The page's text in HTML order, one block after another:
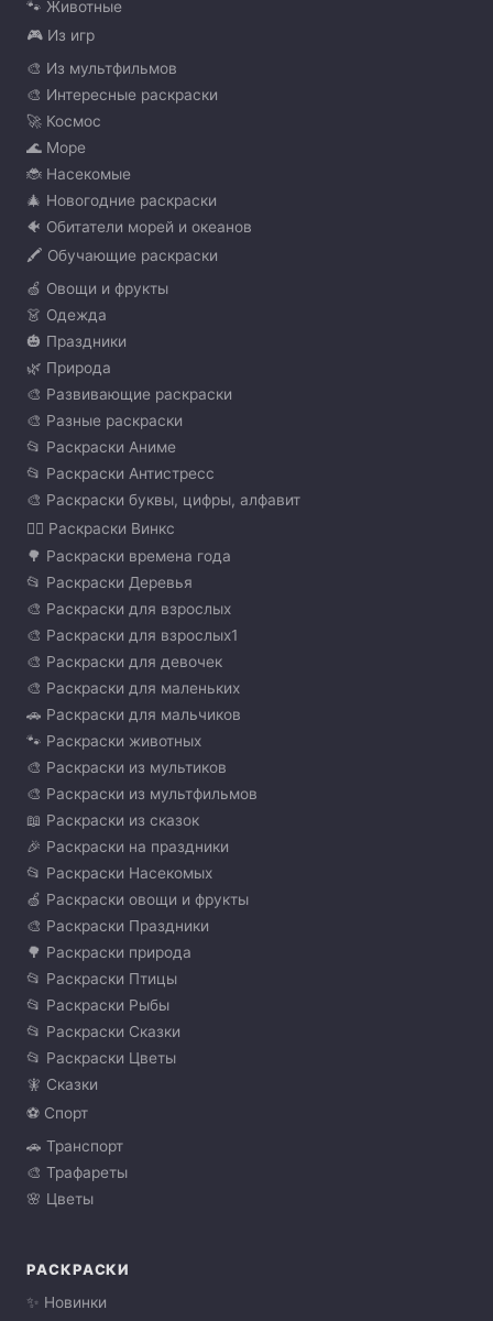
🐾 Животные
🎮 Из игр
🎨 Из мультфильмов
🎨 Интересные раскраски
🚀 Космос
🌊 Море
🐞 Насекомые
🎄 Новогодние раскраски
🐠 Обитатели морей и океанов
🖍️ Обучающие раскраски
🍏 Овощи и фрукты
👗 Одежда
🎃 Праздники
🌿 Природа
🎨 Развивающие раскраски
🎨 Разные раскраски
📂 Раскраски Аниме
📂 Раскраски Антистресс
🎨 Раскраски буквы, цифры, алфавит
🧚‍♀️ Раскраски Винкс
🌳 Раскраски времена года
📂 Раскраски Деревья
🎨 Раскраски для взрослых
🎨 Раскраски для взрослых1
🎨 Раскраски для девочек
🎨 Раскраски для маленьких
🚗 Раскраски для мальчиков
🐾 Раскраски животных
🎨 Раскраски из мультиков
🎨 Раскраски из мультфильмов
📖 Раскраски из сказок
🎉 Раскраски на праздники
📂 Раскраски Насекомых
🍏 Раскраски овощи и фрукты
🎨 Раскраски Праздники
🌳 Раскраски природа
📂 Раскраски Птицы
📂 Раскраски Рыбы
📂 Раскраски Сказки
📂 Раскраски Цветы
🧚 Сказки
⚽ Спорт
🚗 Транспорт
🎨 Трафареты
🌸 Цветы
РАСКРАСКИ
✨ Новинки